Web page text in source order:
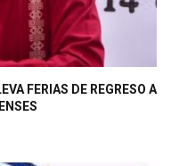
FERIAS DE REGRESO A